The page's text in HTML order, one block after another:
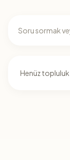
Soru sormak
Henüz